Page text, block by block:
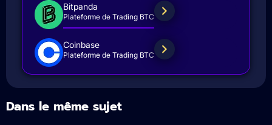
Bitpanda
Plateforme de Trading BTC
Coinbase
Plateforme de Trading BTC
Dans le même sujet